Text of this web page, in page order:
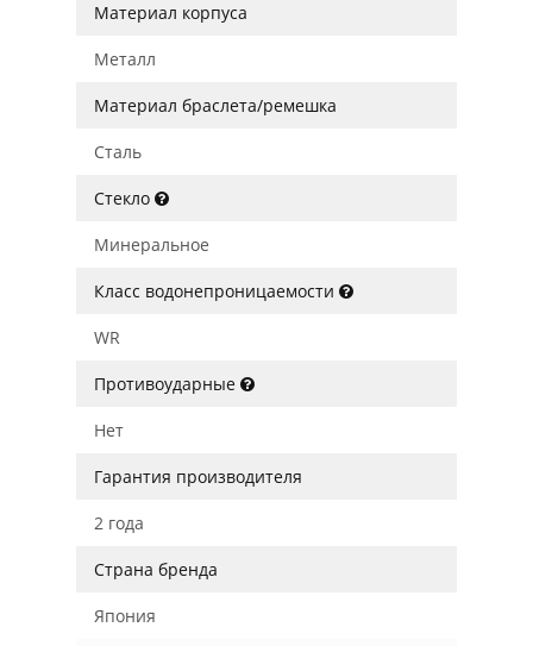
Материал корпуса
Металл
Материал браслета/ремешка
Сталь
Стекло
Минеральное
Класс водонепроницаемости
WR
Противоударные
Нет
Гарантия производителя
2 года
Страна бренда
Япония